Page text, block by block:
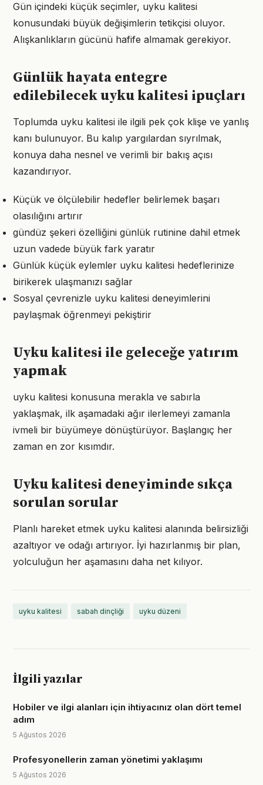
Gün içindeki küçük seçimler, uyku kalitesi
konusundaki büyük değişimlerin tetikçisi oluyor.
Alışkanlıkların gücünü hafife almamak gerekiyor.
Günlük hayata entegre
edilebilecek uyku kalitesi ipuçları
Toplumda uyku kalitesi ile ilgili pek çok klişe ve yanlış
kanı bulunuyor. Bu kalıp yargılardan sıyrılmak,
konuya daha nesnel ve verimli bir bakış açısı
kazandırıyor.
Küçük ve ölçülebilir hedefler belirlemek başarı
olasılığını artırır
gündüz şekeri özelliğini günlük rutinine dahil etmek
uzun vadede büyük fark yaratır
Günlük küçük eylemler uyku kalitesi hedeflerinize
birikerek ulaşmanızı sağlar
Sosyal çevrenizle uyku kalitesi deneyimlerini
paylaşmak öğrenmeyi pekiştirir
Uyku kalitesi ile geleceğe yatırım
yapmak
uyku kalitesi konusuna merakla ve sabırla
yaklaşmak, ilk aşamadaki ağır ilerlemeyi zamanla
ivmeli bir büyümeye dönüştürüyor. Başlangıç her
zaman en zor kısımdır.
Uyku kalitesi deneyiminde sıkça
sorulan sorular
Planlı hareket etmek uyku kalitesi alanında belirsizliği
azaltıyor ve odağı artırıyor. İyi hazırlanmış bir plan,
yolculuğun her aşamasını daha net kılıyor.
uyku kalitesi sabah dinçliği uyku düzeni
İlgili yazılar
Hobiler ve ilgi alanları için ihtiyacınız olan dört temel
adım
5 Ağustos 2026
Profesyonellerin zaman yönetimi yaklaşımı
5 Ağustos 2026